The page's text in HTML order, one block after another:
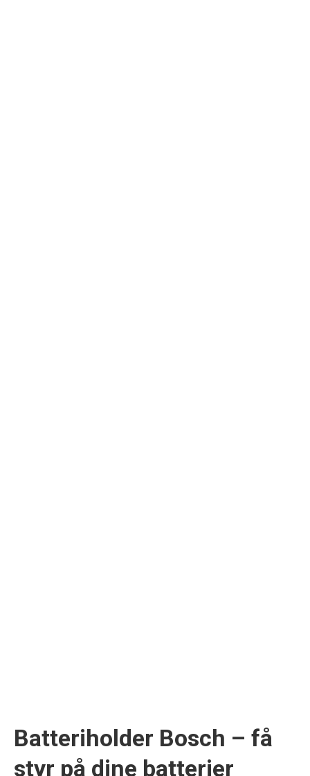
Batteriholder Bosch – få
styr på dine batterier